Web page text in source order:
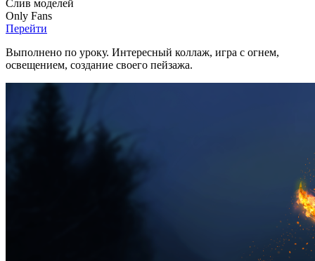
Слив моделей
Only Fans
Перейти
Выполнено по уроку. Интересный коллаж, игра с огнем,
освещением, создание своего пейзажа.